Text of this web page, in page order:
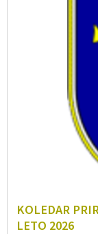
KOLEDAR
LETO 2026